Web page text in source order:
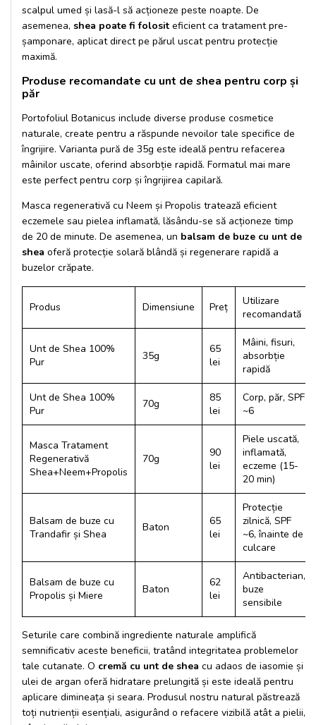
scalpul umed și lasă-l să acționeze peste noapte. De
asemenea, shea poate fi folosit eficient ca tratament pre-
șamponare, aplicat direct pe părul uscat pentru protecție
maximă.
Produse recomandate cu unt de shea pentru corp și
păr
Portofoliul Botanicus include diverse produse cosmetice
naturale, create pentru a răspunde nevoilor tale specifice de
îngrijire. Varianta pură de 35g este ideală pentru refacerea
mâinilor uscate, oferind absorbție rapidă. Formatul mai mare
este perfect pentru corp și îngrijirea capilară.
Masca regenerativă cu Neem și Propolis tratează eficient
eczemele sau pielea inflamată, lăsându-se să acționeze timp
de 20 de minute. De asemenea, un balsam de buze cu unt de
shea oferă protecție solară blândă și regenerare rapidă a
buzelor crăpate.
Produs Dimensiune Preț
Utilizare
recomandată
Unt de Shea 100%
Pur
35g
65
lei
Mâini, fisuri,
absorbție
rapidă
Unt de Shea 100%
Pur
70g
85
lei
Corp, păr, SPF
~6
Masca Tratament
Regenerativă
Shea+Neem+Propolis
70g
90
lei
Piele uscată,
inflamată,
eczeme (15-
20 min)
Balsam de buze cu
Trandafir și Shea
Baton
65
lei
Protecție
zilnică, SPF
~6, înainte de
culcare
Balsam de buze cu
Propolis și Miere
Baton
62
lei
Antibacterian,
buze
sensibile
Seturile care combină ingrediente naturale amplifică
semnificativ aceste beneficii, tratând integritatea problemelor
tale cutanate. O cremă cu unt de shea cu adaos de iasomie și
ulei de argan oferă hidratare prelungită și este ideală pentru
aplicare dimineața și seara. Produsul nostru natural păstrează
toți nutrienții esențiali, asigurând o refacere vizibilă atât a pielii,